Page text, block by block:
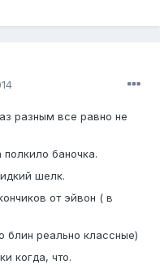
разным все равно не
баночка.
шелк.
от эйвон ( в
блин реально классные)
когда, что.